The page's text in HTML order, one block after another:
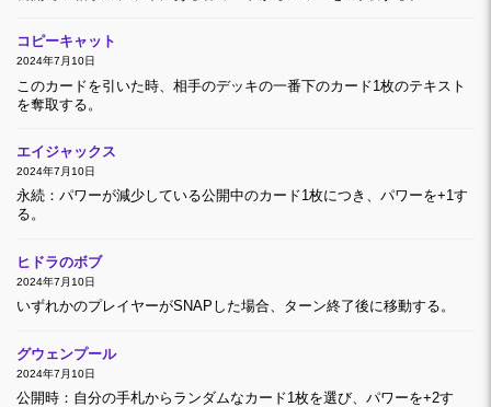
コピーキャット
2024年7月10日
このカードを引いた時、相手のデッキの一番下のカード1枚のテキスト
を奪取する。
エイジャックス
2024年7月10日
永続：パワーが減少している公開中のカード1枚につき、パワーを+1す
る。
ヒドラのボブ
2024年7月10日
いずれかのプレイヤーがSNAPした場合、ターン終了後に移動する。
グウェンプール
2024年7月10日
公開時：自分の手札からランダムなカード1枚を選び、パワーを+2す